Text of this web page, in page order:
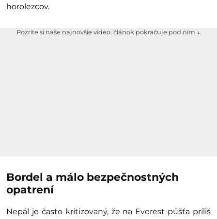
horolezcov.
Pozrite si naše najnovšie video, článok pokračuje pod ním ↓
Bordel a málo bezpečnostných
opatrení
Nepál je často kritizovaný, že na Everest púšťa príliš